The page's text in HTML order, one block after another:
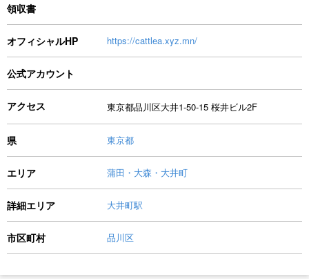
領収書
オフィシャルHP https://cattlea.xyz.mn/
公式アカウント
アクセス 東京都品川区大井1-50-15 桜井ビル2F
県 東京都
エリア 蒲田・大森・大井町
詳細エリア 大井町駅
市区町村 品川区